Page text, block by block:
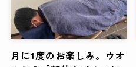
月に1度のお楽しみ。ウオ